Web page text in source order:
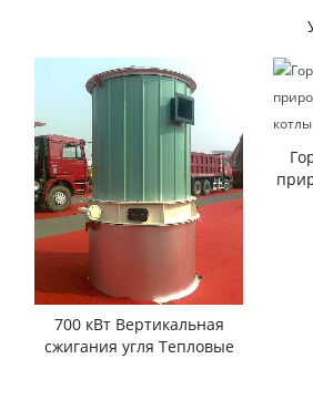
700 кВт Вертикальная
сжигания угля Тепловые